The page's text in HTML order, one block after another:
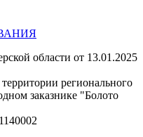
области от 13.01.2025
регионального
заказнике "Болото